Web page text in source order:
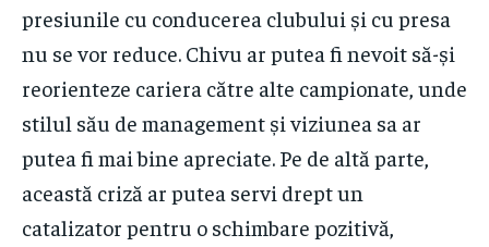
presiunile cu conducerea clubului și cu presa
nu se vor reduce. Chivu ar putea fi nevoit să-și
reorienteze cariera către alte campionate, unde
stilul său de management și viziunea sa ar
putea fi mai bine apreciate. Pe de altă parte,
această criză ar putea servi drept un
catalizator pentru o schimbare pozitivă,